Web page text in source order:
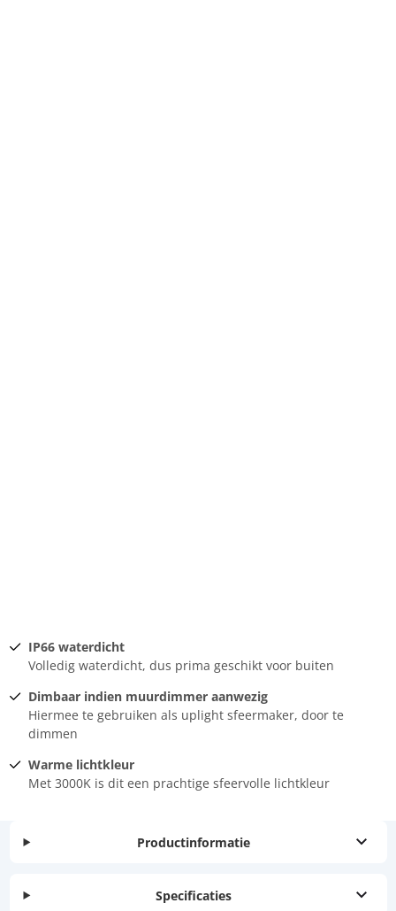
IP66 waterdicht
Volledig waterdicht, dus prima geschikt voor buiten
Dimbaar indien muurdimmer aanwezig
Hiermee te gebruiken als uplight sfeermaker, door te
dimmen
Warme lichtkleur
Met 3000K is dit een prachtige sfeervolle lichtkleur
Productinformatie
Specificaties